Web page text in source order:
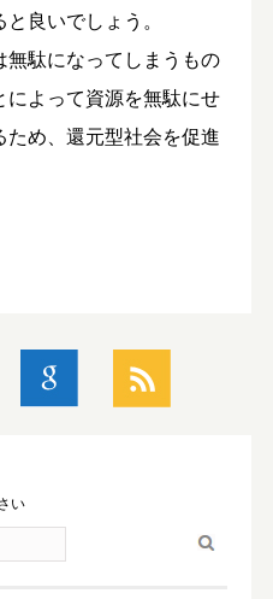
良いでしょう。
無駄になってしまうもの
によって資源を無駄にせ
め、還元型社会を促進
い